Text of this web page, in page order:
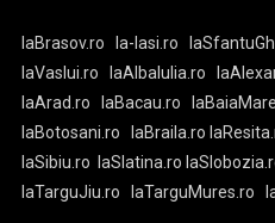
laBrasov.ro la-Iasi.ro
laVaslui.ro
laAlbaIulia.ro
laArad.ro
laBacau.ro
laBotosani.ro
laBraila.ro
laSibiu.ro
laSlatina.ro
laTarguJiu.ro
laTarguMures.ro